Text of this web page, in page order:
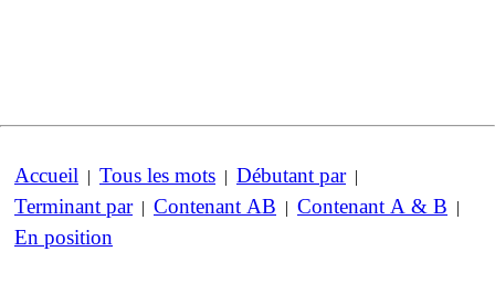
Accueil | Tous les mots | Débutant par|
Terminant par| Contenant AB | Contenant A & B |
En position